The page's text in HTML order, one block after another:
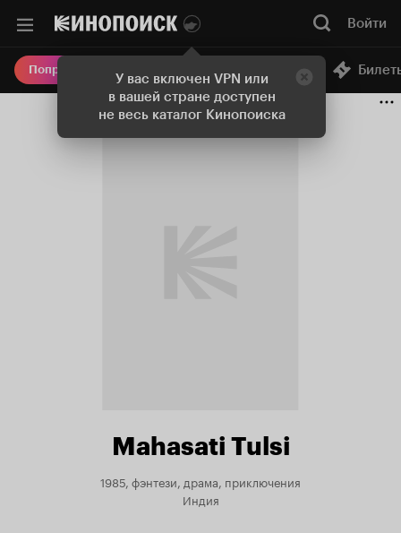
У вас включен VPN или
в вашей стране доступен
не весь каталог Кинопоиска
Войти
Попробовать Плюс Онлайн-кинотеатр
Mahasati Tulsi
1985, фэнтези, драма, приключения
Индия